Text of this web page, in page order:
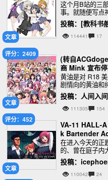
文章
这个月B站的三
事。就随便写点
投稿：[教科书
114441 17
文章
评分：2409
(转自
商 Mink 宣布
黄油是对 R18
剧情向的黄油和
《夜勤病栋》系
商 Mink 在 9 月
投稿：人间入间
111305 154
文章
评分：452
VA-11 HALL-
k Bartender
在进入今天的正
的、曾在庭子内
投稿：
110042 24